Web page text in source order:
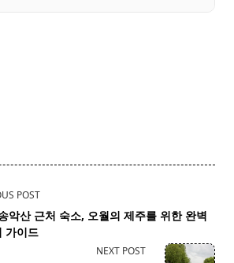
POST
악산 근처 숙소, 오월의 제주를 위한 완벽
가이드
NEXT POST